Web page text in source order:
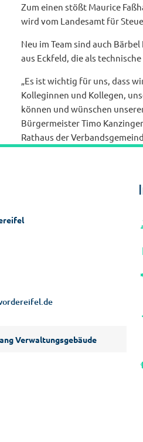
Zum einen stößt Maurice
wird vom Landesamt für
Neu im Team sind auch
aus Eckfeld, die als
„Es ist wichtig für uns, dass
Kolleginnen und Kollegen,
können und wünschen
Bürgermeister Timo
Rathaus der
Verwaltungsgebäude